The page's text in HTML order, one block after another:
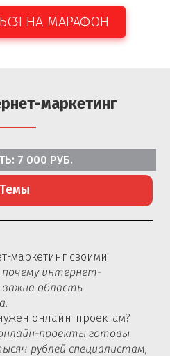
НА МАРАФОН
маркетинг
7 000 РУБ.
Темы
маркетинг своими
почему интернет-
область
онлайн-проектам?
проекты готовы
рублей специалистам,